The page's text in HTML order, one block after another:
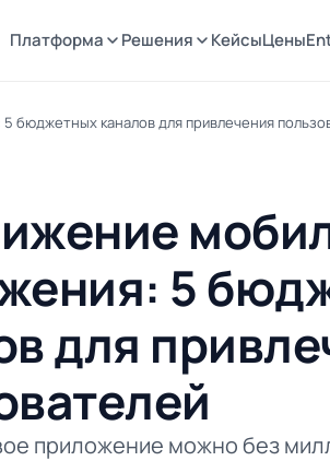
Платформа Решения КейсыЦены
бюджетных каналов для привлечения
5
для
приложение можно без